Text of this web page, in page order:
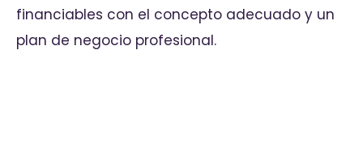
financiables con el concepto adecuado y un
plan de negocio profesional.